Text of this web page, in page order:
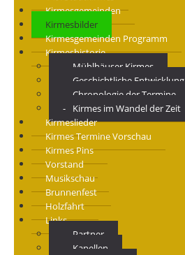
Kirmesgemeinden
Kirmesbilder
Kirmesgemeinden Programm
Kirmeshistorie
Mühlhäuser Kirmes
Geschichtliche Entwicklung
Chronologie der Termine
Kirmes im Wandel der Zeit
Kirmeslieder
Kirmes Termine Vorschau
Kirmes Pins
Vorstand
Musikschau
Brunnenfest
Holzfahrt
Links
Partner
Kapellen